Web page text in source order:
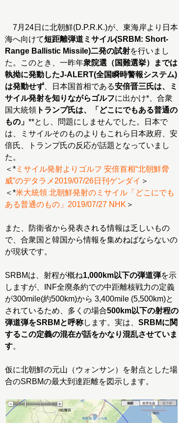
7月24日に北朝鮮(D.P.R.K.)が、東海岸より日本
海へ向けて短距離弾道ミサイル(SRBM: Short-
Range Ballistic Missile)二発の試射を行いまし
た。このとき、一昨年衆院選（国難選挙）までは
執拗に発動したJ-ALERT(全国瞬時警報システム)
は発動せず 、日本国首相である安倍晋三氏は、ミ
サイル発射を知りながらゴルフに出かけ*、合衆
国大統領 トランプ氏は、「どこにでもある普通の
もの」 **とし、問題にしませんでした。日本で
は、ミサイルそのものよりもこれら日本政府、安
倍氏、トランプ氏の反応が話題となっていまし
た。
＜* ミサイル発射よりゴルフ 安倍首相“北朝鮮脅
威”のデタラメ2019/07/26日刊ゲンダイ ＞
＜*米大統領 北朝鮮発射のミサイル「どこにでも
ある普通のもの」2019/07/27 NHK ＞
また、防衛省から発表される情報は乏しいもの
で、合衆国と韓国から情報を集めねばならないの
が現状です。
SRBMは、射程が概ね1,000km以下の弾道弾を示
しますが、INF全廃条約での中距離核戦力の定義
が300mile(約500km)から 3,400mile (5,500km)と
されているため、多くの場合500km以下の射程の
弾道弾をSRBMと呼称します。実は、 SRBMに関
するこの定義の混在が話をかなり混乱させていま
す。
仮に北朝鮮の元山（ウォンサン）を射点とした場
合のSRBMの最大到達距離を図示します。